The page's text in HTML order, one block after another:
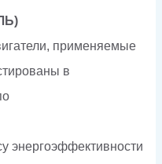
применяемые
в
энергоэффективности